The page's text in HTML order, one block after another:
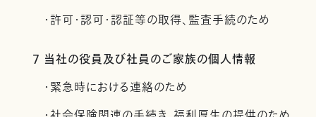
・許可・認可・認証等の取得、監査手続のため
7 当社の役員及び社員のご家族の個人情報
・緊急時における連絡のため